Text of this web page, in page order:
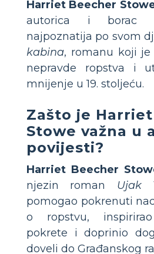
Harriet Beecher
autorica i borac
najpoznatija po svom
kabina, romanu koji je
nepravde ropstva i
mnijenje u 19. stoljeću.
Zašto je
Stowe važna u
povijesti?
Harriet Beecher
njezin roman Ujak
pomogao pokrenuti
o ropstvu,
pokrete i doprinio
doveli do Građanskog